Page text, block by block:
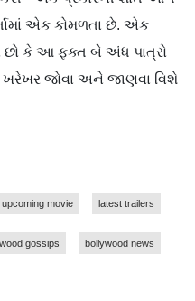
એક કોમળતા છે. એક
છો કે આ ફક્ત બે અંધ પાત્રો
જોવા અને જાણવા વિશે
upcoming movie latest trailers
gossips bollywood news